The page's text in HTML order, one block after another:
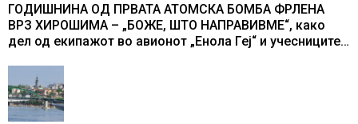
ГОДИШНИНА ОД ПРВАТА АТОМСКА БОМБА ФРЛЕНА
ВРЗ ХИРОШИМА – „БОЖЕ, ШТО НАПРАВИВМЕ“, како
дел од екипажот во авионот „Енола Геј“ и учесниците
промени текот на историјата